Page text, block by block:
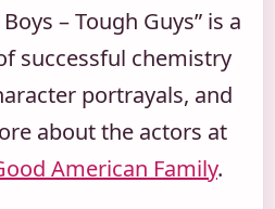
– Tough Guys” is a
successful chemistry
portrayals, and
about the actors at
American Family.